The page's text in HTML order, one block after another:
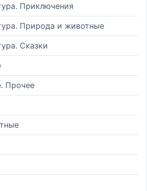
Приключения
Природа и животные
Сказки
Прочее